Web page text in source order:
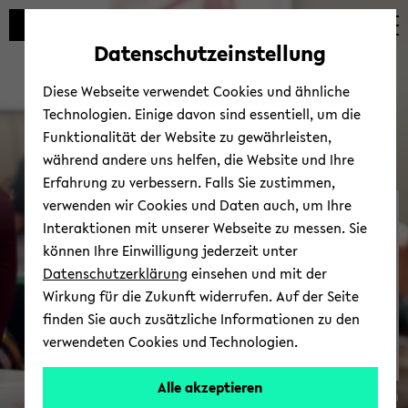
Automatische
vermeiden
zum
wechseln
zum
wechseln
zum
wechseln
Punk­tUm
© Uni­ver­si­tät Bie­le­feld
Datenschutzeinstellung
Diese Webseite verwendet Cookies und ähnliche
Technologien. Einige davon sind essentiell, um die
Funktionalität der Website zu gewährleisten,
während andere uns helfen, die Website und Ihre
Erfahrung zu verbessern. Falls Sie zustimmen,
verwenden wir Cookies und Daten auch, um Ihre
Interaktionen mit unserer Webseite zu messen. Sie
können Ihre Einwilligung jederzeit unter
Datenschutzerklärung einsehen und mit der
Wirkung für die Zukunft widerrufen. Auf der Seite
finden Sie auch zusätzliche Informationen zu den
verwendeten Cookies und Technologien.
Alle akzeptieren